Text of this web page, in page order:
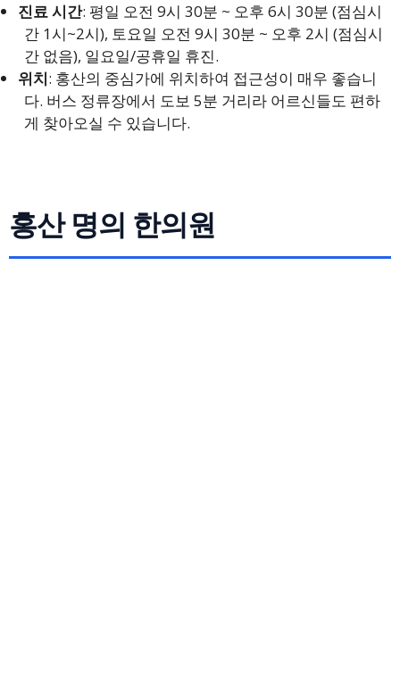
진료 시간: 평일 오전 9시 30분 ~ 오후 6시 30분 (점심시
간 1시~2시), 토요일 오전 9시 30분 ~ 오후 2시 (점심시
간 없음), 일요일/공휴일 휴진.
위치: 홍산의 중심가에 위치하여 접근성이 매우 좋습니
다. 버스 정류장에서 도보 5분 거리라 어르신들도 편하
게 찾아오실 수 있습니다.
홍산 명의 한의원